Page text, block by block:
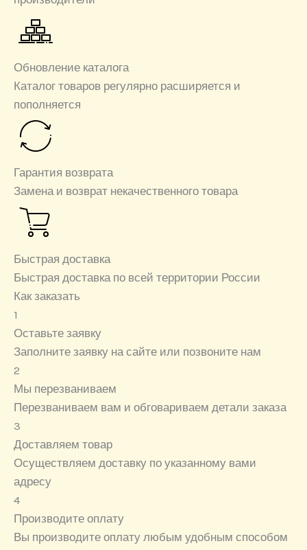
Обновление каталога
Каталог товаров регулярно расширяется и
пополняется
Гарантия возврата
Замена и возврат некачественного товара
Быстрая доставка
Быстрая доставка по всей территории России
Как заказать
1
Оставьте заявку
Заполните заявку на сайте или позвоните нам
2
Мы перезваниваем
Перезваниваем вам и обговариваем детали заказа
3
Доставляем товар
Осуществляем доставку по указанному вами
адресу
4
Производите оплату
Вы производите оплату любым удобным способом